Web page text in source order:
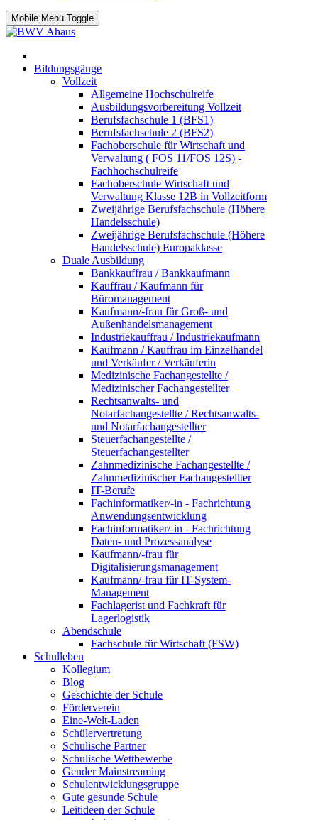
Mobile Menu Toggle
Bildungsgänge
Vollzeit
Allgemeine Hochschulreife
Ausbildungsvorbereitung Vollzeit
Berufsfachschule 1 (BFS1)
Berufsfachschule 2 (BFS2)
Fachoberschule für Wirtschaft und
Verwaltung ( FOS 11/FOS 12S) -
Fachhochschulreife
Fachoberschule Wirtschaft und
Verwaltung Klasse 12B in Vollzeitform
Zweijährige Berufsfachschule (Höhere
Handelsschule)
Zweijährige Berufsfachschule (Höhere
Handelsschule) Europaklasse
Duale Ausbildung
Bankkauffrau / Bankkaufmann
Kauffrau / Kaufmann für
Büromanagement
Kaufmann/-frau für Groß- und
Außenhandelsmanagement
Industriekauffrau / Industriekaufmann
Kaufmann / Kauffrau im Einzelhandel
und Verkäufer / Verkäuferin
Medizinische Fachangestellte /
Medizinischer Fachangestellter
Rechtsanwalts- und
Notarfachangestellte / Rechtsanwalts-
und Notarfachangestellter
Steuerfachangestellte /
Steuerfachangestellter
Zahnmedizinische Fachangestellte /
Zahnmedizinischer Fachangestellter
IT-Berufe
Fachinformatiker/-in - Fachrichtung
Anwendungsentwicklung
Fachinformatiker/-in - Fachrichtung
Daten- und Prozessanalyse
Kaufmann/-frau für
Digitalisierungsmanagement
Kaufmann/-frau für IT-System-
Management
Fachlagerist und Fachkraft für
Lagerlogistik
Abendschule
Fachschule für Wirtschaft (FSW)
Schulleben
Kollegium
Blog
Geschichte der Schule
Förderverein
Eine-Welt-Laden
Schülervertretung
Schulische Partner
Schulische Wettbewerbe
Gender Mainstreaming
Schulentwicklungsgruppe
Gute gesunde Schule
Leitideen der Schule